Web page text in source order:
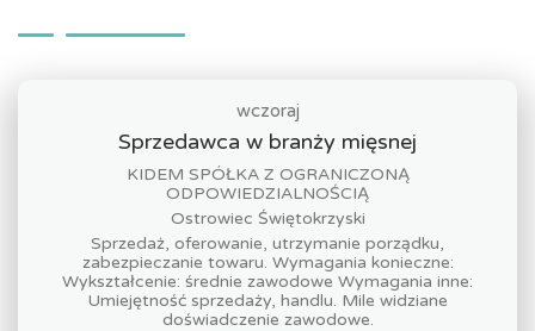
wczoraj
Sprzedawca w branży mięsnej
KIDEM SPÓŁKA Z OGRANICZONĄ
ODPOWIEDZIALNOŚCIĄ
Ostrowiec Świętokrzyski
Sprzedaż, oferowanie, utrzymanie porządku,
zabezpieczanie towaru. Wymagania konieczne:
Wykształcenie: średnie zawodowe Wymagania inne:
Umiejętność sprzedaży, handlu. Mile widziane
doświadczenie zawodowe.